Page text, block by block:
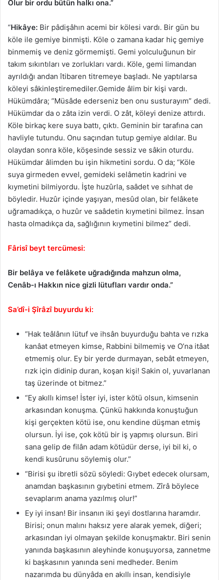
Olur bir ordu bütün halkı ona.”
“Hikâye: Bir pâdişâhın acemi bir kölesi vardı. Bir gün bu
köle ile gemiye binmişti. Köle o zamana kadar hiç gemiye
binmemiş ve deniz görmemişti. Gemi yolculuğunun bir
takım sıkıntıları ve zorlukları vardı. Köle, gemi limandan
ayrıldığı andan îtibaren titremeye başladı. Ne yaptılarsa
köleyi sâkinleştiremediler.Gemide âlim bir kişi vardı.
Hükümdâra; “Müsâde ederseniz ben onu susturayım” dedi.
Hükümdar da o zâta izin verdi. O zât, köleyi denize attırdı.
Köle birkaç kere suya battı, çıktı. Geminin bir tarafına can
havliyle tutundu. Onu saçından tutup gemiye aldılar. Bu
olaydan sonra köle, köşesinde sessiz ve sâkin oturdu.
Hükümdar âlimden bu işin hikmetini sordu. O da; “Köle
suya girmeden evvel, gemideki selâmetin kadrini ve
kıymetini bilmiyordu. İşte huzûrla, saâdet ve sıhhat de
böyledir. Huzûr içinde yaşıyan, mesûd olan, bir felâkete
uğramadıkça, o huzûr ve saâdetin kıymetini bilmez. İnsan
hasta olmadıkça da, sağlığının kıymetini bilmez” dedi.
Fârisî beyt tercümesi:
Bir belâya ve felâkete uğradığında mahzun olma,
Cenâb-ı Hakkın nice gizli lütufları vardır onda.”
Sa’dî-i Şîrâzî buyurdu ki:
“Hak teâlânın lütuf ve ihsân buyurduğu bahta ve rızka
kanâat etmeyen kimse, Rabbini bilmemiş ve O’na itâat
etmemiş olur. Ey bir yerde durmayan, sebât etmeyen,
rızk için didinip duran, koşan kişi! Sakin ol, yuvarlanan
taş üzerinde ot bitmez.”
“Ey akıllı kimse! İster iyi, ister kötü olsun, kimsenin
arkasından konuşma. Çünkü hakkında konuştuğun
kişi gerçekten kötü ise, onu kendine düşman etmiş
olursun. İyi ise, çok kötü bir iş yapmış olursun. Biri
sana gelip de filân adam kötüdür derse, iyi bil ki, o
kendi kusûrunu söylemiş olur.”
“Birisi şu ibretli sözü söyledi: Gıybet edecek olursam,
anamdan başkasının gıybetini etmem. Zîrâ böylece
sevaplarım anama yazılmış olur!”
Ey iyi insan! Bir insanın iki şeyi dostlarına haramdır.
Birisi; onun malını haksız yere alarak yemek, diğeri;
arkasından iyi olmayan şekilde konuşmaktır. Biri senin
yanında başkasının aleyhinde konuşuyorsa, zannetme
ki başkasının yanında seni medheder. Benim
nazarımda bu dünyâda en akıllı insan, kendisiyle